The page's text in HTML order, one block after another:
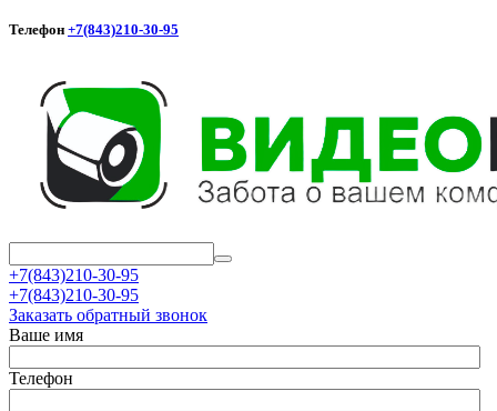
Телефон +7(843)210-30-95
+7(843)210-30-95
+7(843)210-30-95
Заказать обратный звонок
Ваше имя
Телефон